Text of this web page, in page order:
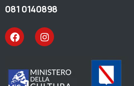
081 0140898